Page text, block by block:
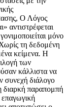
Ο Λόγος
αντιστρέφεται
μόνο
τη δεδομένη
κείμενα. Η
των
κάλλιστα να
συνεχή διάλογο
διαρκή παραπομπή
επαγωγική